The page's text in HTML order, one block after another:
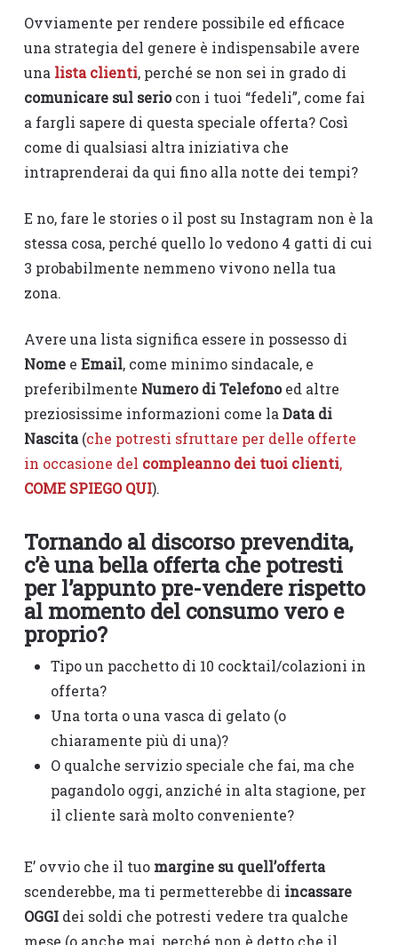
Ovviamente per rendere possibile ed efficace
una strategia del genere è indispensabile avere
una lista clienti, perché se non sei in grado di
comunicare sul seriocon i tuoi “fedeli”, come fai
a fargli sapere di questa speciale offerta? Così
come di qualsiasi altra iniziativa che
intraprenderai da qui fino alla notte dei tempi?
E no, fare le stories o il post su Instagram non è la
stessa cosa, perché quello lo vedono 4 gatti di cui
3 probabilmente nemmeno vivono nella tua
zona.
Avere una lista significa essere in possesso di
Nomee Email, come minimo sindacale, e
preferibilmente Numero di Telefonoed altre
preziosissime informazioni come laData di
Nascita(che potresti sfruttare per delle offerte
in occasione del compleanno dei tuoi clienti,
COME SPIEGO QUI).
Tornando al discorso prevendita,
c’è una bella offerta che potresti
per l’appunto pre-vendere rispetto
al momento del consumo vero e
proprio?
Tipo un pacchetto di 10 cocktail/colazioni in
offerta?
Una torta o una vasca di gelato (o
chiaramente più di una)?
O qualche servizio speciale che fai, ma che
pagandolo oggi, anziché in alta stagione, per
il cliente sarà molto conveniente?
E’ ovvio che il tuo margine su quell’offerta
scenderebbe, ma ti permetterebbe di incassare
OGGIdei soldi che potresti vedere tra qualche